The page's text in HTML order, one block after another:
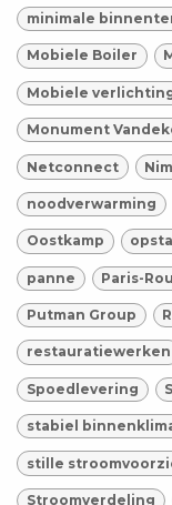
minimale
Mobiele Boiler
Mobiele
Monument
Netconnect
noodverwarming
Oostkamp
panne Paris-
Putman Group
restauratiewerken
Spoedlevering
stabiel
stille
Stroomverdeling